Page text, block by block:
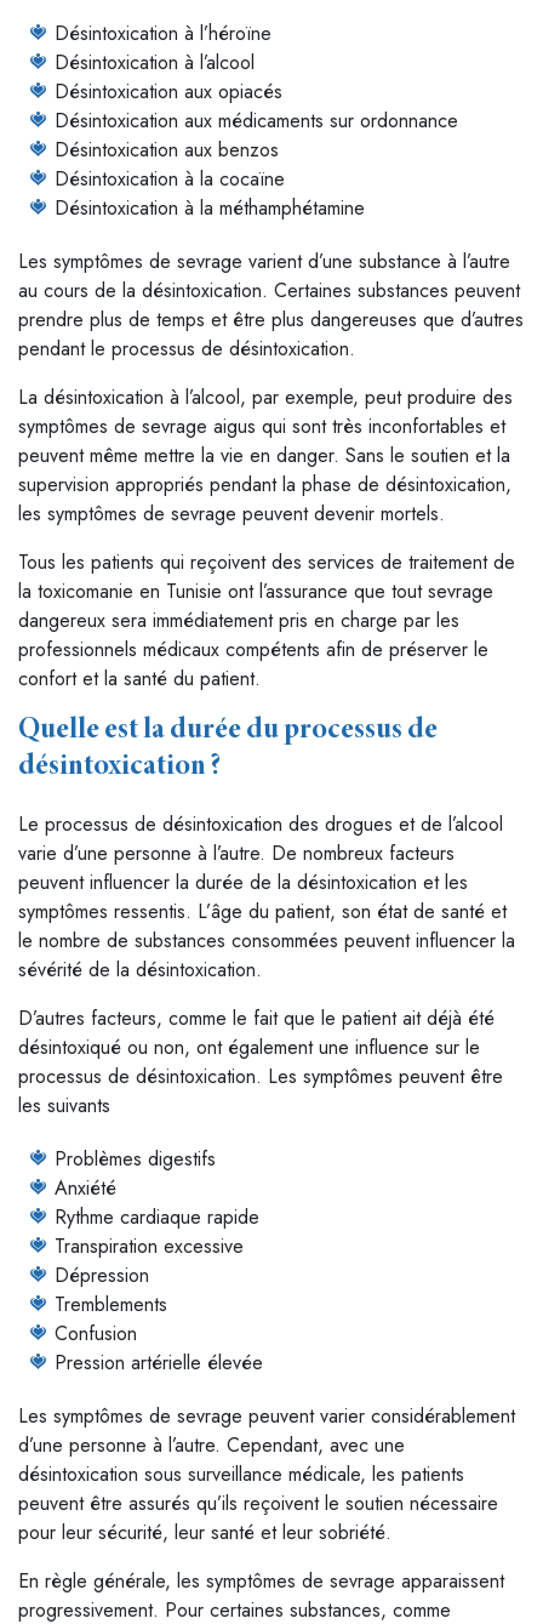
Désintoxication à l’héroïne
Désintoxication à l’alcool
Désintoxication aux opiacés
Désintoxication aux médicaments sur ordonnance
Désintoxication aux benzos
Désintoxication à la cocaïne
Désintoxication à la méthamphétamine
Les symptômes de sevrage varient d’une substance à l’autre
au cours de la désintoxication. Certaines substances peuvent
prendre plus de temps et être plus dangereuses que d’autres
pendant le processus de désintoxication.
La désintoxication à l’alcool, par exemple, peut produire des
symptômes de sevrage aigus qui sont très inconfortables et
peuvent même mettre la vie en danger. Sans le soutien et la
supervision appropriés pendant la phase de désintoxication,
les symptômes de sevrage peuvent devenir mortels.
Tous les patients qui reçoivent des services de traitement de
la toxicomanie en Tunisie ont l’assurance que tout sevrage
dangereux sera immédiatement pris en charge par les
professionnels médicaux compétents afin de préserver le
confort et la santé du patient.
Quelle est la durée du processus de
désintoxication ?
Le processus de désintoxication des drogues et de l’alcool
varie d’une personne à l’autre. De nombreux facteurs
peuvent influencer la durée de la désintoxication et les
symptômes ressentis. L’âge du patient, son état de santé et
le nombre de substances consommées peuvent influencer la
sévérité de la désintoxication.
D’autres facteurs, comme le fait que le patient ait déjà été
désintoxiqué ou non, ont également une influence sur le
processus de désintoxication. Les symptômes peuvent être
les suivants
Problèmes digestifs
Anxiété
Rythme cardiaque rapide
Transpiration excessive
Dépression
Tremblements
Confusion
Pression artérielle élevée
Les symptômes de sevrage peuvent varier considérablement
d’une personne à l’autre. Cependant, avec une
désintoxication sous surveillance médicale, les patients
peuvent être assurés qu’ils reçoivent le soutien nécessaire
pour leur sécurité, leur santé et leur sobriété.
En règle générale, les symptômes de sevrage apparaissent
progressivement. Pour certaines substances, comme